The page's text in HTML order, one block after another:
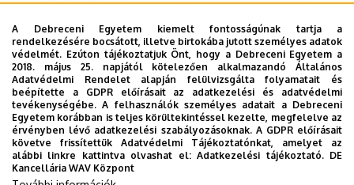
Mobil App
UD Mediversity app
Az UD Mediversity mobilalkalmazás a Debreceni Egyetem
előremutató fejlesztése, melynek célja, hogy a betegek
és a hozzátartozók egyszerűen, gyorsan
eligazodhassanak a Klinikai Központ szolgáltatásai
között, mert az Ön egészsége a mi prioritásunk. A
A Debreceni Egyetem kiemelt fontosságúnak tartja a
rendelkezésére bocsátott, illetve birtokába jutott személyes adatok
védelmét. Ezúton tájékoztatjuk Önt, hogy a Debreceni Egyetem a
2018. május 25. napjától kötelezően alkalmazandó Általános
Adatvédelmi Rendelet alapján felülvizsgálta folyamatait és
beépítette a GDPR előírásait az adatkezelési és adatvédelmi
tevékenységébe. A felhasználók személyes adatait a Debreceni
Egyetem korábban is teljes körültekintéssel kezelte, megfelelve az
érvényben lévő adatkezelési szabályozásoknak. A GDPR előírásait
követve frissítettük Adatvédelmi Tájékoztatónkat, amelyet az
alábbi linkre kattintva olvashat el:Adatkezelési tájékoztató. DE
Kancellária WAV Központ